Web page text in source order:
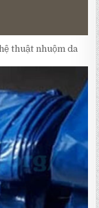
thuật nhuộm da